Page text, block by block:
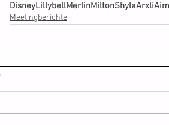
DisneyLillybellMerlinMiltonShylaArxli
Meetingberichte